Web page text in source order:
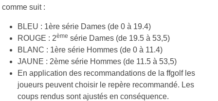
comme suit :
BLEU : 1ère série Dames (de 0 à 19.4)
ROUGE : 2ème série Dames (de 19.5 à 53,5)
BLANC : 1ère série Hommes (de 0 à 11.4)
JAUNE : 2ème série Hommes (de 11.5 à 53,5)
En application des recommandations de la ffgolf les
joueurs peuvent choisir le repère recommandé. Les
coups rendus sont ajustés en conséquence.